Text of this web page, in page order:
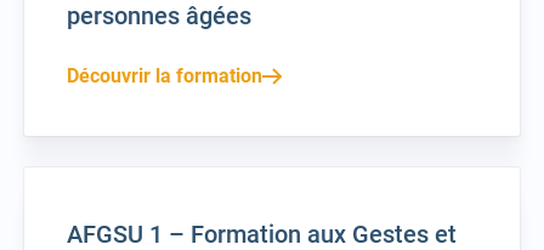
personnes âgées
Découvrir la formation
AFGSU 1 – Formation aux Gestes et